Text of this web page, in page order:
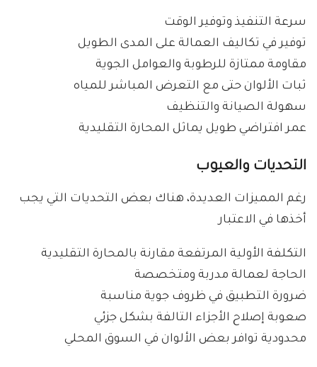
سرعة التنفيذ وتوفير الوقت
توفير في تكاليف العمالة على المدى الطويل
مقاومة ممتازة للرطوبة والعوامل الجوية
ثبات الألوان حتى مع التعرض المباشر للمياه
سهولة الصيانة والتنظيف
عمر افتراضي طويل يماثل المحارة التقليدية
التحديات والعيوب
رغم المميزات العديدة، هناك بعض التحديات التي يجب
أخذها في الاعتبار
التكلفة الأولية المرتفعة مقارنة بالمحارة التقليدية
الحاجة لعمالة مدربة ومتخصصة
ضرورة التطبيق في ظروف جوية مناسبة
صعوبة إصلاح الأجزاء التالفة بشكل جزئي
محدودية توافر بعض الألوان في السوق المحلي